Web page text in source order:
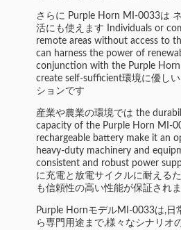
さらに Purple Horn MI-0033は
活にも使えます Individuals or
remote areas without access to
can harness the power of
conjunction with the Purple
create self-sufficient環境に優し
ションです
産業や農業の環境では the
capacity of the Purple Horn MI-
rechargeable battery make it an
heavy-duty machinery and
consistent and robust power
に充電と放電サイクルに耐える
も信頼性の高い性能が保証され
Purple HornモデルMI-0033は,日
ら専門用途まで,様々なシナリオ